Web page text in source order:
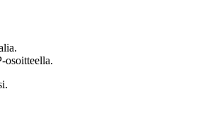
osoitteella.